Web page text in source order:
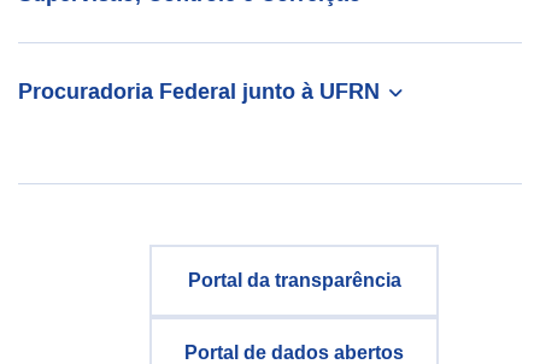
Procuradoria Federal junto à UFRN
Portal da transparência
Portal de dados abertos